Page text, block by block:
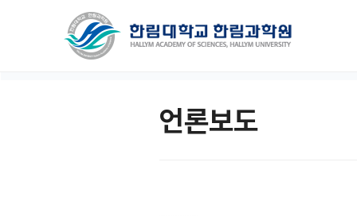
언론보도